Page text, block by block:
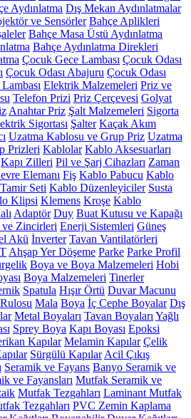
Aydınlatma Dış Mekan Aydınlatmalar
ve Sensörler Bahçe Aplikleri
Bahçe Masa Üstü Aydınlatma
Bahçe Aydınlatma Direkleri
Çocuk Gece Lambası Çocuk Odası
Çocuk Odası Abajuru Çocuk Odası
Elektrik Malzemeleri Priz ve
Telefon Prizi Priz Çerçevesi Golyat
Anahtar Priz Şalt Malzemeleri Sigorta
Sigortası Şalter Kaçak Akım
Uzatma Kablosu ve Grup Priz Uzatma
Prizleri Kablolar Kablo Aksesuarları
Kapı Zilleri Pil ve Şarj Cihazları Zaman
Elemanı Fiş Kablo Pabucu Kablo
Seti Kablo Düzenleyiciler Susta
Klipsi Klemens Kroşe Kablo
Adaptör Duy Buat Kutusu ve Kapağı
ve Zincirleri Enerji Sistemleri Güneş
Akü İnverter Tavan Vantilatörleri
Ahşap Yer Döşeme Parke Parke Profil
Boya ve Boya Malzemeleri Hobi
Boya Malzemeleri Tinerler
Spatula Hışır Örtü Duvar Macunu
Mala Boya İç Cephe Boyalar Dış
Metal Boyaları Tavan Boyaları Yağlı
Sprey Boya Kapı Boyası Epoksi
Kapılar Melamin Kapılar Çelik
Sürgülü Kapılar Acil Çıkış
Seramik ve Fayans Banyo Seramik ve
ve Fayansları Mutfak Seramik ve
Mutfak Tezgahları Laminant Mutfak
Tezgahları PVC Zemin Kaplama